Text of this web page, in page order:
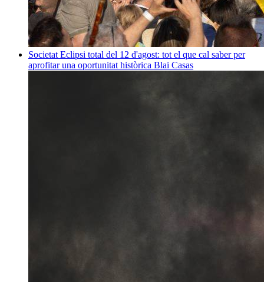
Societat Eclipsi total del 12 d'agost: tot el que cal saber per
aprofitar una oportunitat històrica Blai Casas